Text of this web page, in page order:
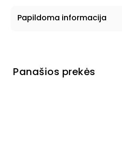
Papildoma informacija
Panašios prekės